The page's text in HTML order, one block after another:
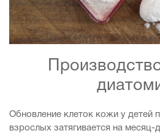
Обновление клеток кожи у детей
взрослых затягивается на месяц-